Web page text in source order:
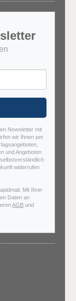
Newsletter mit
wir Ihnen per
und Angeboten
widerrufen
Mit Ihrer
Daten an
AGB und